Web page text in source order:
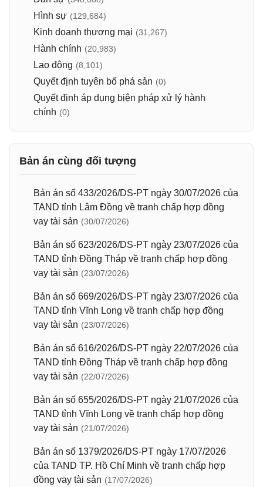
Hình sự (129,684)
Kinh doanh thương mại (31,267)
Hành chính (20,983)
Lao động (8,101)
Quyết định tuyên bố phá sản (0)
Quyết định áp dụng biện pháp xử lý hành
chính (0)
Bản án cùng đối tượng
Bản án số 433/2026/DS-PT ngày 30/07/2026 của
TAND tỉnh Lâm Đồng về tranh chấp hợp đồng
vay tài sản (30/07/2026)
Bản án số 623/2026/DS-PT ngày 23/07/2026 của
TAND tỉnh Đồng Tháp về tranh chấp hợp đồng
vay tài sản (23/07/2026)
Bản án số 669/2026/DS-PT ngày 23/07/2026 của
TAND tỉnh Vĩnh Long về tranh chấp hợp đồng
vay tài sản (23/07/2026)
Bản án số 616/2026/DS-PT ngày 22/07/2026 của
TAND tỉnh Đồng Tháp về tranh chấp hợp đồng
vay tài sản (22/07/2026)
Bản án số 655/2026/DS-PT ngày 21/07/2026 của
TAND tỉnh Vĩnh Long về tranh chấp hợp đồng
vay tài sản (21/07/2026)
Bản án số 1379/2026/DS-PT ngày 17/07/2026
của TAND TP. Hồ Chí Minh về tranh chấp hợp
đồng vay tài sản (17/07/2026)